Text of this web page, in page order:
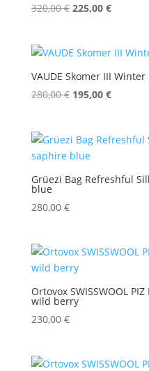
320,00€ Ursprünglicher
320,00 €
225,00 €Aktueller
225,00
VAUDE Skomer III
280,00€ Ursprünglicher
280,00 €
195,00 €Aktueller
195,00
Grüezi Bag Refreshful
blue
280,00 €
Ortovox SWISSWOOL
wild berry
230,00 €